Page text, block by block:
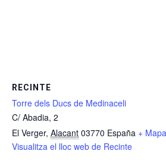
RECINTE
Torre dels Ducs de Medinaceli
C/ Abadia, 2
El Verger, Alacant 03770 España +
Visualitza el lloc web de Recinte